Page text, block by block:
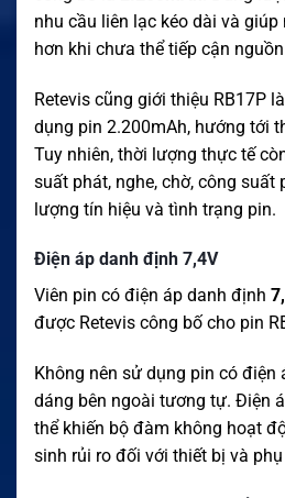
nhu cầu liên lạc kéo dài và
hơn khi chưa thể tiếp cận
Retevis cũng giới thiệu RB17P
dụng pin 2.200mAh, hướng tới
Tuy nhiên, thời lượng thực tế
suất phát, nghe, chờ, công suất
lượng tín hiệu và tình trạng pin.
Điện áp danh định 7,4V
Viên pin có điện áp danh định
được Retevis công bố cho pin
Không nên sử dụng pin có điện
dáng bên ngoài tương tự. Điện
thể khiến bộ đàm không hoạt
sinh rủi ro đối với thiết bị và